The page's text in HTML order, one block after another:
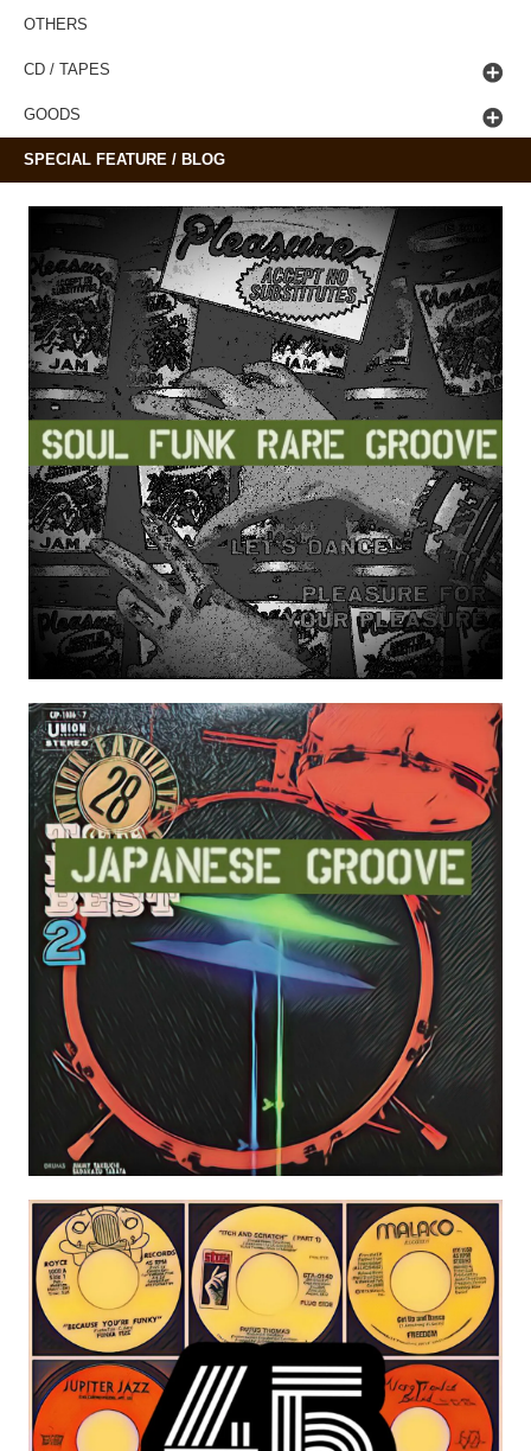
OTHERS
CD / TAPES
GOODS
SPECIAL FEATURE / BLOG